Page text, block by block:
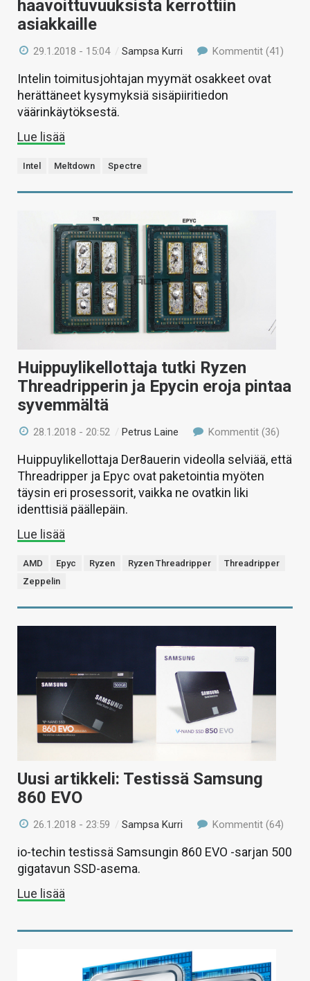
haavoittuvuuksista kerrottiin
asiakkaille
29.1.2018 - 15:04 /Sampsa Kurri Kommentit (41)
Intelin toimitusjohtajan myymät osakkeet ovat
herättäneet kysymyksiä sisäpiiritiedon
väärinkäytöksestä.
Lue lisää
Intel Meltdown Spectre
Huippuylikellottaja tutki Ryzen
Threadripperin ja Epycin eroja pintaa
syvemmältä
28.1.2018 - 20:52 /Petrus Laine Kommentit (36)
Huippuylikellottaja Der8auerin videolla selviää, että
Threadripper ja Epyc ovat paketointia myöten
täysin eri prosessorit, vaikka ne ovatkin liki
identtisiä päällepäin.
Lue lisää
AMD Epyc Ryzen Ryzen Threadripper
Threadripper
Zeppelin
Uusi artikkeli: Testissä Samsung
860 EVO
26.1.2018 - 23:59 /Sampsa Kurri Kommentit (64)
io-techin testissä Samsungin 860 EVO -sarjan 500
gigatavun SSD-asema.
Lue lisää